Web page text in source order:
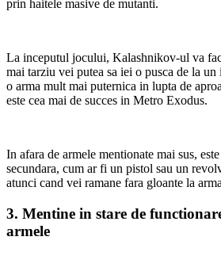
prin haitele masive de mutanti.
La inceputul jocului, Kalashnikov-ul va
mai tarziu vei putea sa iei o pusca de la un
o arma mult mai puternica in lupta de
este cea mai de succes in Metro Exodus.
In afara de armele mentionate mai sus,
secundara, cum ar fi un pistol sau un
atunci cand vei ramane fara gloante la
3. Mentine in stare de
armele